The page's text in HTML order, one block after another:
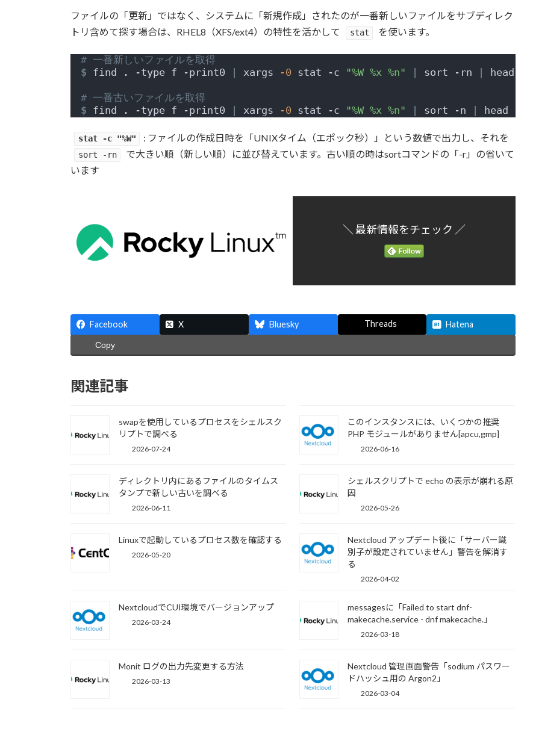
ファイルの「更新」ではなく、システムに「新規作成」されたのが一番新しいファイルをサブディレク
トリ含めて探す場合は、RHEL8（XFS/ext4）の特性を活かして
stat を使います。
# 一番新しいファイルを取得
$ find . -type f -print0 | xargs -0 stat -c "%W %x %n" | sort -rn | head -n
# 一番古いファイルを取得
$ find . -type f -print0 | xargs -0 stat -c "%W %x %n" | sort -n | head -n
stat -c "%W" : ファイルの作成日時を「UNIXタイム（エポック秒）」という数値で出力し、それを
sort -rn
で大きい順（新しい順）に並び替えています。古い順の時はsortコマンドの「-r」の省いて
います
＼ 最新情報をチェック ／
Facebook X Bluesky Threads Hatena
Copy
関連記事
swapを使用しているプロセスをシェルスク
リプトで調べる
2026-07-24
このインスタンスには、いくつかの推奨
PHP モジュールがありません[apcu,gmp]
2026-06-16
ディレクトリ内にあるファイルのタイムス
タンプで新しい古いを調べる
2026-06-11
シェルスクリプトで echo の表示が崩れる原
因
2026-05-26
Linuxで起動しているプロセス数を確認する
2026-05-20
Nextcloud アップデート後に「サーバー識
別子が設定されていません」警告を解消す
る
2026-04-02
NextcloudでCUI環境でバージョンアップ
2026-03-24
messagesに「Failed to start dnf-
makecache.service - dnf makecache.」
2026-03-18
Monit ログの出力先変更する方法
2026-03-13
Nextcloud 管理画面警告「sodium パスワー
ドハッシュ用の Argon2」
2026-03-04